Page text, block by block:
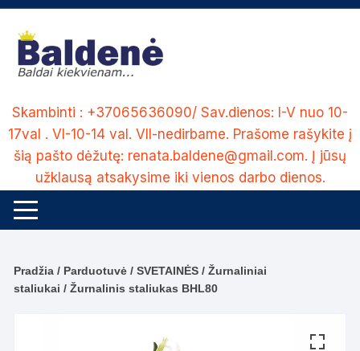
Skip
content
Skambinti : +37065636090/ Sav.dienos: I-V nuo 10-
17val . VI-10-14 val. VII-nedirbame. Prašome rašykite į
šią pašto dėžutę: renata.baldene@gmail.com. Į jūsų
užklausą atsakysime iki vienos darbo dienos.
Pradžia / Parduotuvė /SVETAINĖS /Žurnaliniai
staliukai / Žurnalinis staliukas BHL80